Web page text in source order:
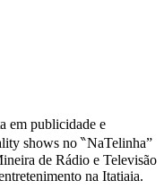
em publicidade e
shows no ‶NaTelinha”
de Rádio e Televisão
na Itatiaia.